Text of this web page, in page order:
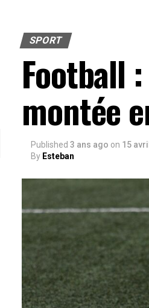
SPORT
Football
montée
Published 3 ans ago on 15
By Esteban